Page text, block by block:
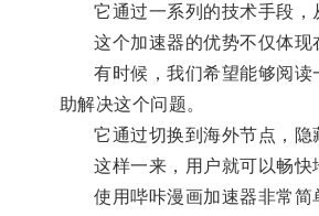
它通过一系列的技术手段，从
这个加速器的优势不仅体现
有时候，我们希望能够阅读一
助解决这个问题。
它通过切换到海外节点，隐
这样一来，用户就可以畅快
使用哔咔漫画加速器非常简